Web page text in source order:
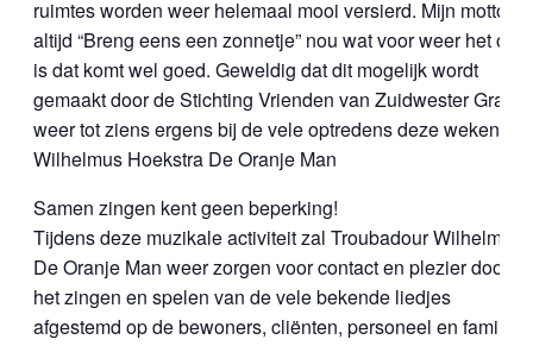
ruimtes worden weer helemaal mooi versierd. Mijn motto is
altijd “Breng eens een zonnetje” nou wat voor weer het ook
is dat komt wel goed. Geweldig dat dit mogelijk wordt
gemaakt door de Stichting Vrienden van Zuidwester Graag
weer tot ziens ergens bij de vele optredens deze weken!
Wilhelmus Hoekstra De Oranje Man
Samen zingen kent geen beperking!
Tijdens deze muzikale activiteit zal Troubadour Wilhelmus
De Oranje Man weer zorgen voor contact en plezier door
het zingen en spelen van de vele bekende liedjes
afgestemd op de bewoners, cliënten, personeel en familie.